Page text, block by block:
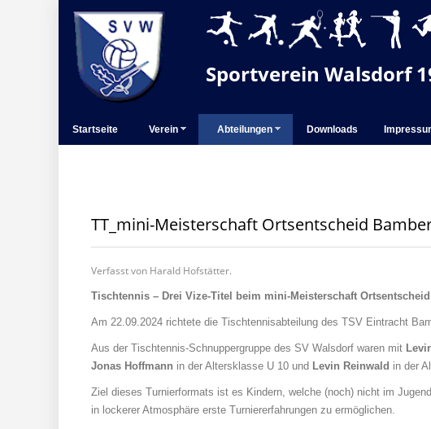
Sportverein Walsdorf
Startseite Verein Abteilungen Downloads
TT_mini-Meisterschaft Ortsentscheid
Verfasst von Harald Hofstätter.
Tischtennis – Drei Vize-Titel beim mini-Meisterschaft
Am 22.09.2024 richtete die Tischtennisabteilung des TSV Eintracht
Aus der Tischtennis-Schnuppergruppe des SV Walsdorf waren mit
Jonas Hoffmann in der Altersklasse U 10 und Levin Reinwald in der
Ziel dieses Turnierformats ist es Kindern, welche (noch) nicht im
in lockerer Atmosphäre erste Turniererfahrungen zu ermöglichen.